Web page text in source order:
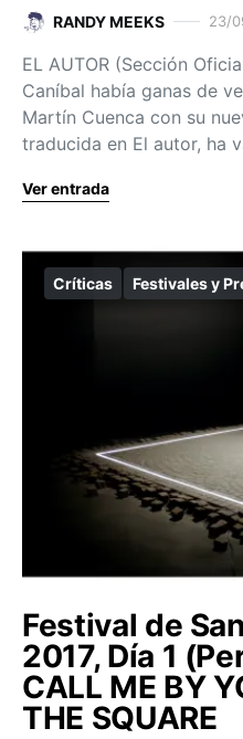
RANDY MEEKS 23/
EL AUTOR (Sección
Caníbal había ganas de
Martín Cuenca con su
traducida en El autor, ha
Ver entrada
Críticas Festivales y
Festival de
2017, Día 1
CALL ME BY
THE SQUARE